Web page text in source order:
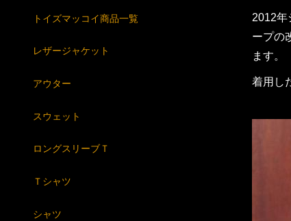
2012年
ープの
ます。
着用し
トイズマッコイ商品一覧
レザージャケット
アウター
スウェット
ロングスリーブＴ
Ｔシャツ
シャツ